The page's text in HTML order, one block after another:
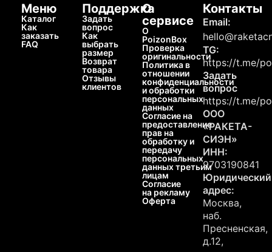
Меню
Каталог
Как
заказать
FAQ
Поддержка
Задать
вопрос
Как
выбрать
размер
Возврат
товара
Отзывы
клиентов
О
сервисе
О
PoizonBox
Проверка
оригинальности
Политика в
отношении
конфиденциальности
и обработки
персональных
данных
Согласие на
предоставление
прав на
обработку и
передачу
персональных
данных третьим
лицам
Согласие
на рекламу
Оферта
Контакты
Email:
TG:
https://t.me/
Задать
вопрос
https://t.me/
ООО
«РАКЕТА-
СИЭН»
ИНН:
9703190841
Юридический
адрес:
Москва,
наб.
Пресненская,
д.12,